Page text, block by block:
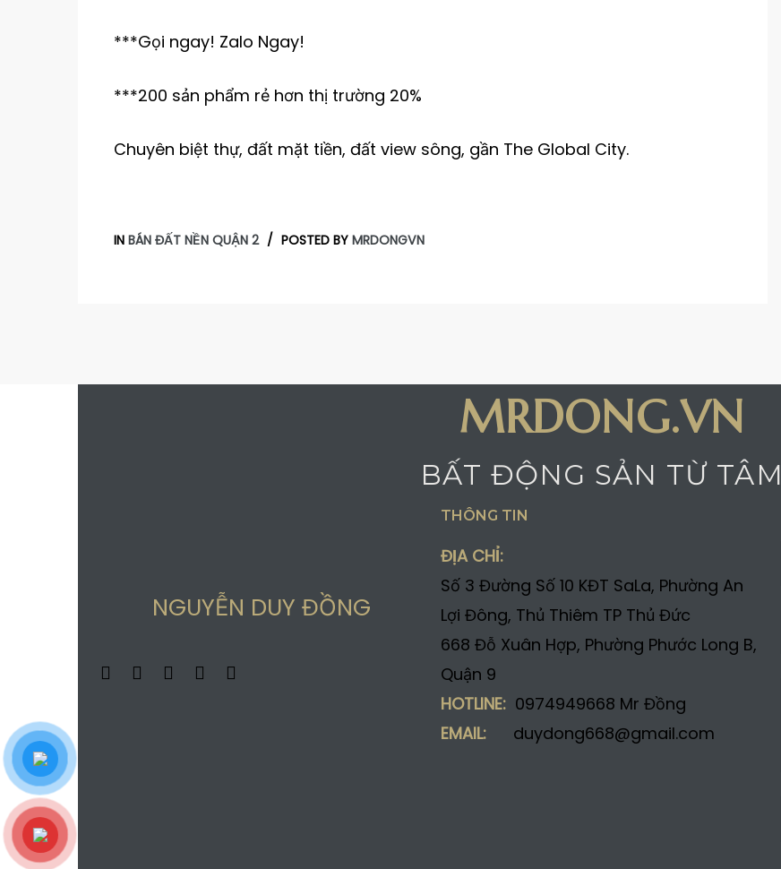
***Gọi ngay! Zalo Ngay!
***200 sản phẩm rẻ hơn thị trường 20%
Chuyên biệt thự, đất mặt tiền, đất view sông, gần The Global City.
IN BÁN ĐẤT NỀN QUẬN 2 POSTED BY MRDONGVN
MRDONG.VN
BẤT ĐỘNG SẢN TỪ TÂM
NGUYỄN DUY ĐỒNG
THÔNG TIN
ĐỊA CHỈ:
Số 3 Đường Số 10 KĐT SaLa, Phường An
Lợi Đông, Thủ Thiêm TP Thủ Đức
668 Đỗ Xuân Hợp, Phường Phước Long B,
Quận 9
HOTLINE:0974949668 Mr Đồng
EMAIL:duydong668@gmail.com